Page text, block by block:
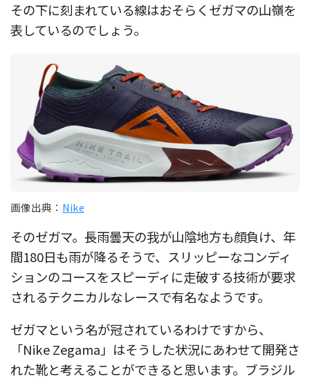
その下に刻まれている線はおそらくゼガマの山嶺を
表しているのでしょう。
画像出典： Nike
そのゼガマ。長雨曇天の我が山陰地方も顔負け、年
間180日も雨が降るそうで、スリッピーなコンディ
ションのコースをスピーディに走破する技術が要求
されるテクニカルなレースで有名なようです。
ゼガマという名が冠されているわけですから、
「Nike Zegama」はそうした状況にあわせて開発さ
れた靴と考えることができると思います。ブラジル